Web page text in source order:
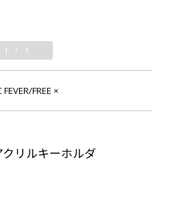
1 / 1
FEVER/FREE ×
クリルキーホルダ